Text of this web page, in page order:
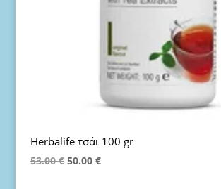
Ηerbalife τσάι 100 gr
53.00€ Original
50.00 €Η